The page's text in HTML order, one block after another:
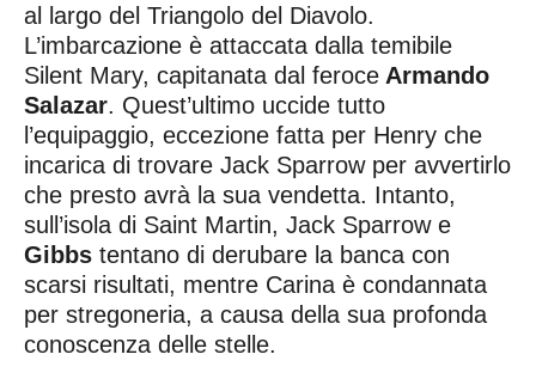
al largo del Triangolo del Diavolo.
L’imbarcazione è attaccata dalla temibile
Silent Mary, capitanata dal feroce Armando
Salazar. Quest’ultimo uccide tutto
l’equipaggio, eccezione fatta per Henry che
incarica di trovare Jack Sparrow per avvertirlo
che presto avrà la sua vendetta. Intanto,
sull’isola di Saint Martin, Jack Sparrow e
Gibbs tentano di derubare la banca con
scarsi risultati, mentre Carina è condannata
per stregoneria, a causa della sua profonda
conoscenza delle stelle.